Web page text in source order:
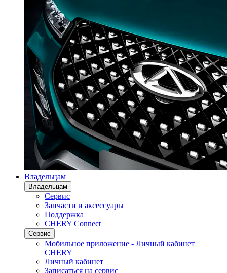
Владельцам
Владельцам
Сервис
Запчасти и аксессуары
Поддержка
CHERY Connect
Сервис
Мобильное приложение - Личный кабинет
CHERY
Личный кабинет
Записаться на сервис